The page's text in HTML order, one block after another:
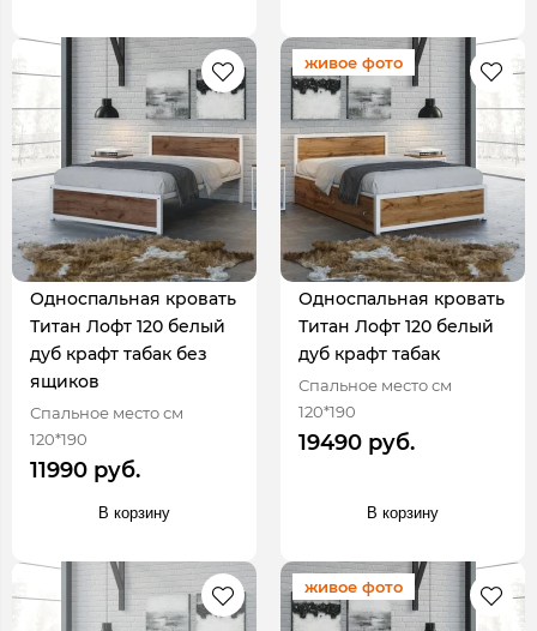
Односпальная кровать
Титан Лофт 120 белый
дуб крафт табак без
ящиков
Спальное место см
120*190
11990 руб.
В корзину
живое фото
Односпальная кровать
Титан Лофт 120 белый
дуб крафт табак
Спальное место см
120*190
19490 руб.
В корзину
живое фото